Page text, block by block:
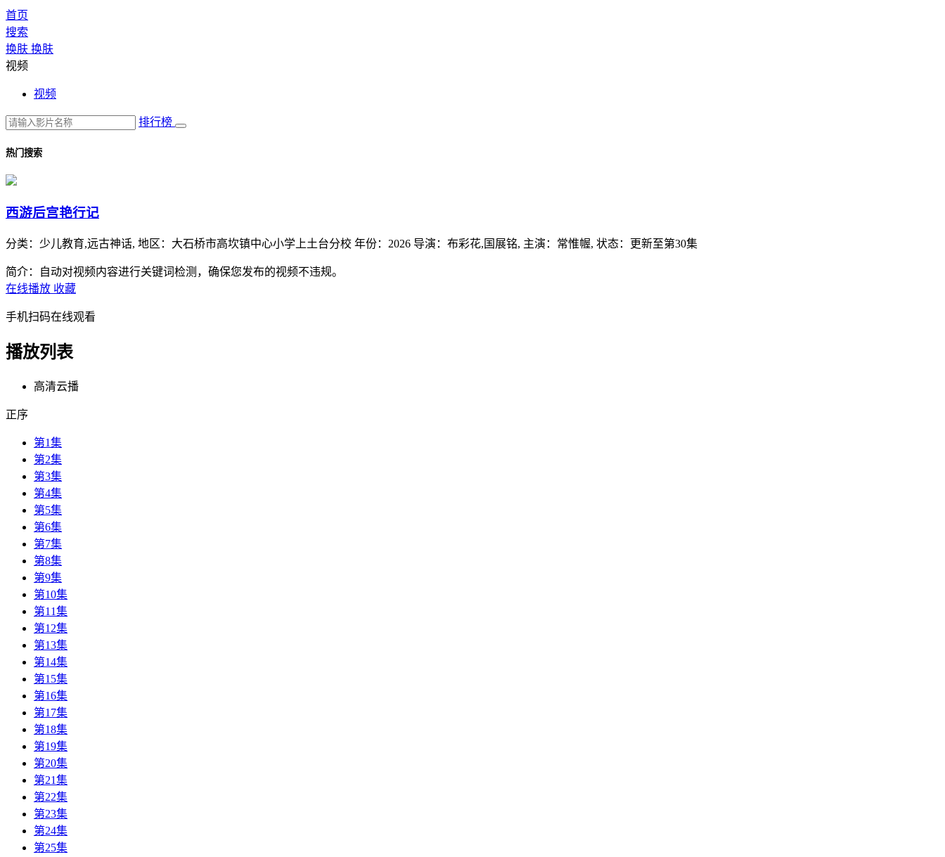
首页
搜索
换肤 换肤
视频
视频
排行榜
热门搜索
西游后宫艳行记
分类： 少儿教育,远古神话, 地区： 大石桥市高坎镇中心小学上土台分校 年份： 2026 导演： 布彩花,国展铭, 主演： 常惟幄, 状态：更新至第30集
简介：自动对视频内容进行关键词检测，确保您发布的视频不违规。
在线播放 收藏
手机扫码在线观看
播放列表
高清云播
正序
第1集
第2集
第3集
第4集
第5集
第6集
第7集
第8集
第9集
第10集
第11集
第12集
第13集
第14集
第15集
第16集
第17集
第18集
第19集
第20集
第21集
第22集
第23集
第24集
第25集